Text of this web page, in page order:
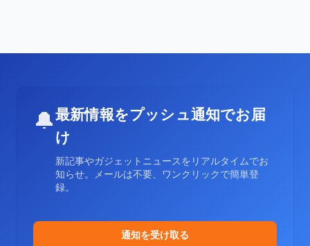
🔔最新情報をプッシュ通知でお届
け
新記事やガジェットニュースをリアルタイムでお
知らせ。メールは不要、ワンクリックで簡単登
録。
通知を受け取る